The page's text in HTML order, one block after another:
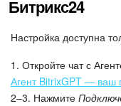
Центр продаж
BI
Битрикс24
Настройка доступна
1. Откройте чат с
Агент BitrixGPT — ваш
2–3. Нажмите